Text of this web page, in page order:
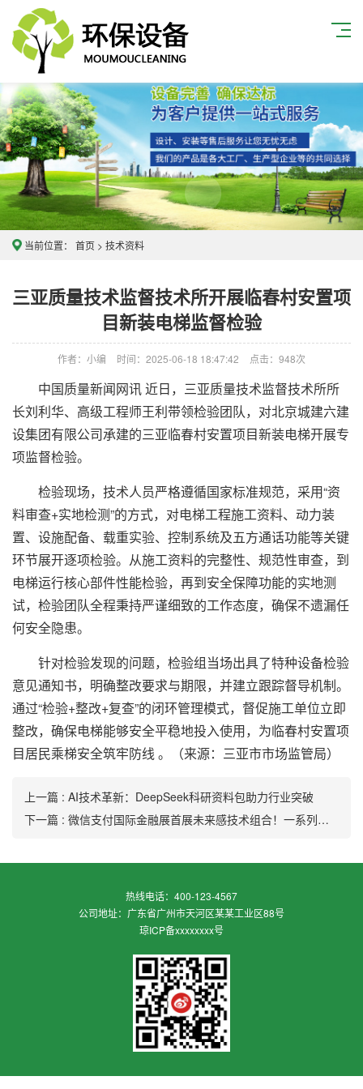
当前位置： 首页 > 技术资料
三亚质量技术监督技术所开展临春村安置项
目新装电梯监督检验
作者：小编 时间：2025-06-18 18:47:42 点击： 948次
中国质量新闻网讯 近日，三亚质量技术监督技术所所
长刘利华、高级工程师王利带领检验团队，对北京城建六建
设集团有限公司承建的三亚临春村安置项目新装电梯开展专
项监督检验。
检验现场，技术人员严格遵循国家标准规范，采用“资
料审查+实地检测”的方式，对电梯工程施工资料、动力装
置、设施配备、载重实验、控制系统及五方通话功能等关键
环节展开逐项检验。从施工资料的完整性、规范性审查，到
电梯运行核心部件性能检验，再到安全保障功能的实地测
试，检验团队全程秉持严谨细致的工作态度，确保不遗漏任
何安全隐患。
针对检验发现的问题，检验组当场出具了特种设备检验
意见通知书，明确整改要求与期限，并建立跟踪督导机制。
通过“检验+整改+复查”的闭环管理模式，督促施工单位立即
整改，确保电梯能够安全平稳地投入使用，为临春村安置项
目居民乘梯安全筑牢防线 。（来源：三亚市市场监管局）
上一篇 : AI技术革新：DeepSeek科研资料包助力行业突破
下一篇 : 微信支付国际金融展首展未来感技术组合！一系列助力消费新方案亮相
热线电话：400-123-4567
公司地址：广东省广州市天河区某某工业区88号
琼ICP备xxxxxxxx号